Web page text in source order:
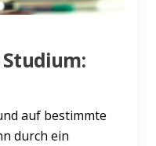
auf bestimmte
durch ein